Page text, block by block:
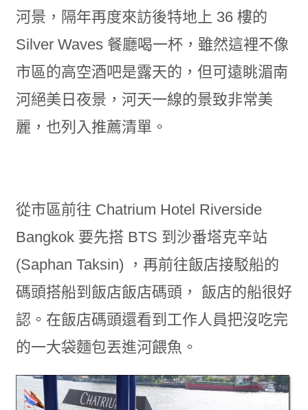
河景，隔年再度來訪後特地上 36 樓的
Silver Waves 餐廳喝一杯，雖然這裡不像
市區的高空酒吧是露天的，但可遠眺湄南
河絕美日夜景，河天一線的景致非常美
麗，也列入推薦清單。
從市區前往 Chatrium Hotel Riverside
Bangkok 要先搭 BTS 到沙番塔克辛站
(Saphan Taksin) ，再前往飯店接駁船的
碼頭搭船到飯店飯店碼頭， 飯店的船很好
認。在飯店碼頭還看到工作人員把沒吃完
的一大袋麵包丟進河餵魚。